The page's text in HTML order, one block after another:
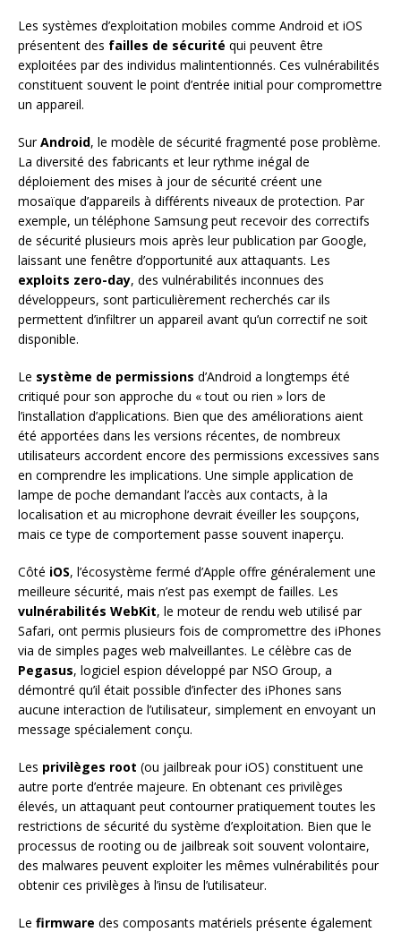
Les systèmes d’exploitation mobiles comme Android et iOS
présentent des failles de sécurité qui peuvent être
exploitées par des individus malintentionnés. Ces vulnérabilités
constituent souvent le point d’entrée initial pour compromettre
un appareil.
SurAndroid, le modèle de sécurité fragmenté pose problème.
La diversité des fabricants et leur rythme inégal de
déploiement des mises à jour de sécurité créent une
mosaïque d’appareils à différents niveaux de protection. Par
exemple, un téléphone Samsung peut recevoir des correctifs
de sécurité plusieurs mois après leur publication par Google,
laissant une fenêtre d’opportunité aux attaquants. Les
exploits zero-day, des vulnérabilités inconnues des
développeurs, sont particulièrement recherchés car ils
permettent d’infiltrer un appareil avant qu’un correctif ne soit
disponible.
Le système de permissions d’Android a longtemps été
critiqué pour son approche du « tout ou rien » lors de
l’installation d’applications. Bien que des améliorations aient
été apportées dans les versions récentes, de nombreux
utilisateurs accordent encore des permissions excessives sans
en comprendre les implications. Une simple application de
lampe de poche demandant l’accès aux contacts, à la
localisation et au microphone devrait éveiller les soupçons,
mais ce type de comportement passe souvent inaperçu.
Côté iOS, l’écosystème fermé d’Apple offre généralement une
meilleure sécurité, mais n’est pas exempt de failles. Les
vulnérabilités WebKit, le moteur de rendu web utilisé par
Safari, ont permis plusieurs fois de compromettre des iPhones
via de simples pages web malveillantes. Le célèbre cas de
Pegasus, logiciel espion développé par NSO Group, a
démontré qu’il était possible d’infecter des iPhones sans
aucune interaction de l’utilisateur, simplement en envoyant un
message spécialement conçu.
Les privilèges root (ou jailbreak pour iOS) constituent une
autre porte d’entrée majeure. En obtenant ces privilèges
élevés, un attaquant peut contourner pratiquement toutes les
restrictions de sécurité du système d’exploitation. Bien que le
processus de rooting ou de jailbreak soit souvent volontaire,
des malwares peuvent exploiter les mêmes vulnérabilités pour
obtenir ces privilèges à l’insu de l’utilisateur.
Le firmware des composants matériels présente également